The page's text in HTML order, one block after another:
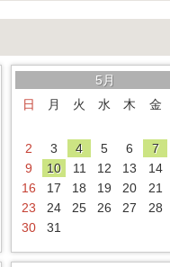
5月
日
月 火 水 木 金
2 3 4 5 6
7
9
10 11 12 13
14
16
17 18 19 20
21
23
24 25 26 27
28
30
31